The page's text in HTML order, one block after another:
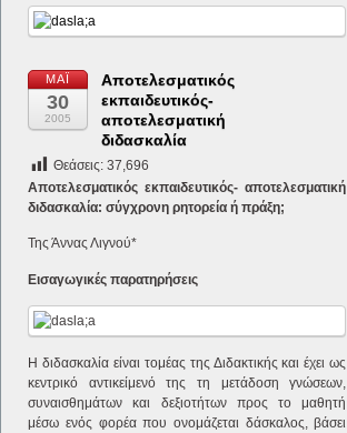
ΜΆΙ
30
2005
Αποτελεσματικός
εκπαιδευτικός-
αποτελεσματική
διδασκαλία
Θεάσεις: 37,696
Αποτελεσματικός εκπαιδευτικός- αποτελεσματική
διδασκαλία: σύγχρονη ρητορεία ή πράξη;
Της Άννας Λιγνού*
Εισαγωγικές παρατηρήσεις
Η διδασκαλία είναι τομέας της Διδακτικής και έχει ως
κεντρικό αντικείμενό της τη μετάδοση γνώσεων,
συναισθημάτων και δεξιοτήτων προς το μαθητή
μέσω ενός φορέα που ονομάζεται δάσκαλος, βάσει